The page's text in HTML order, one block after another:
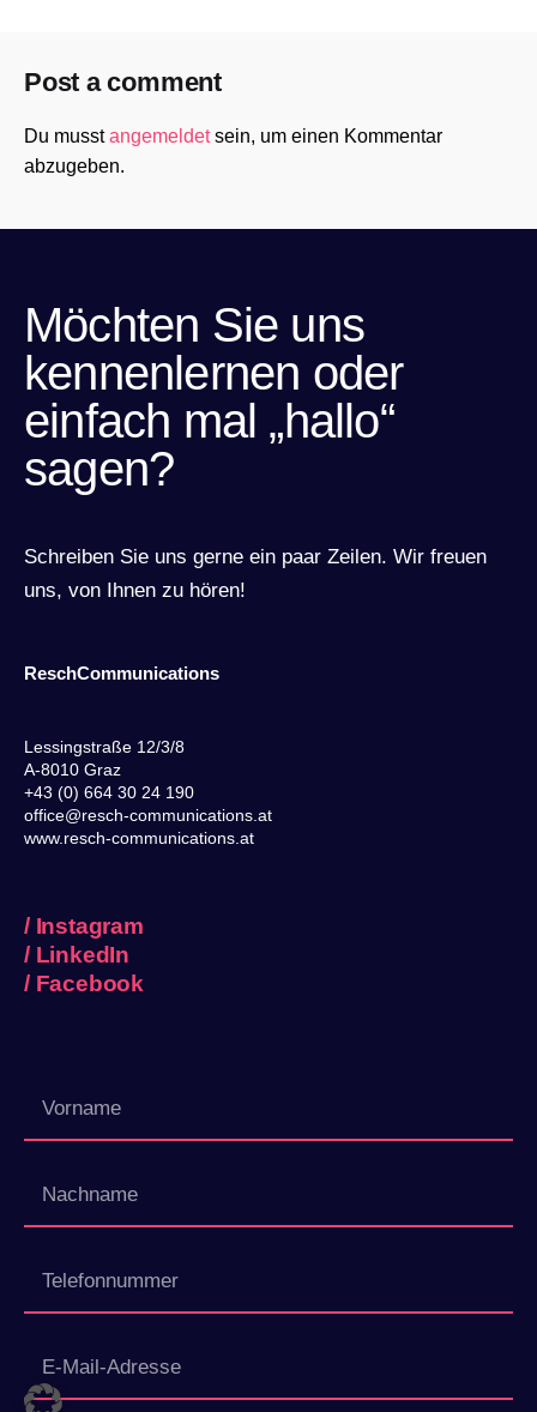
Post a comment
Du musstangemeldetsein, um einen Kommentar
abzugeben.
Möchten Sie uns
kennenlernen oder
einfach mal „hallo“
sagen?
Schreiben Sie uns gerne ein paar Zeilen. Wir freuen
uns, von Ihnen zu hören!
ReschCommunications
Lessingstraße 12/3/8
A-8010 Graz
+43 (0) 664 30 24 190
office@resch-communications.at
www.resch-communications.at
/ Instagram
/ LinkedIn
/ Facebook